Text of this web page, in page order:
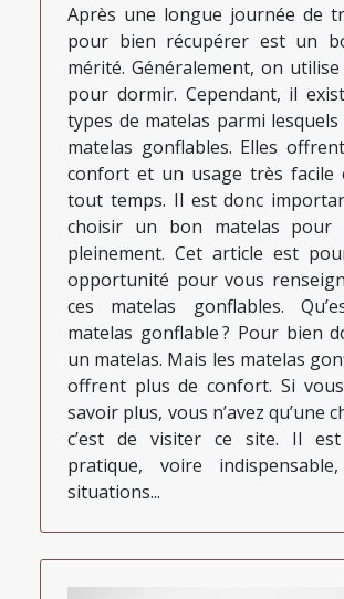
Après une longue journée de
pour bien récupérer est un
mérité. Généralement, on
pour dormir. Cependant, il
types de matelas parmi
matelas gonflables. Elles
confort et un usage très facile
tout temps. Il est donc
choisir un bon matelas pour
pleinement. Cet article est
opportunité pour vous
ces matelas gonflables.
matelas gonflable ? Pour bien
un matelas. Mais les matelas
offrent plus de confort. Si
savoir plus, vous n’avez qu’une
c’est de visiter ce site. Il
pratique, voire
situations...